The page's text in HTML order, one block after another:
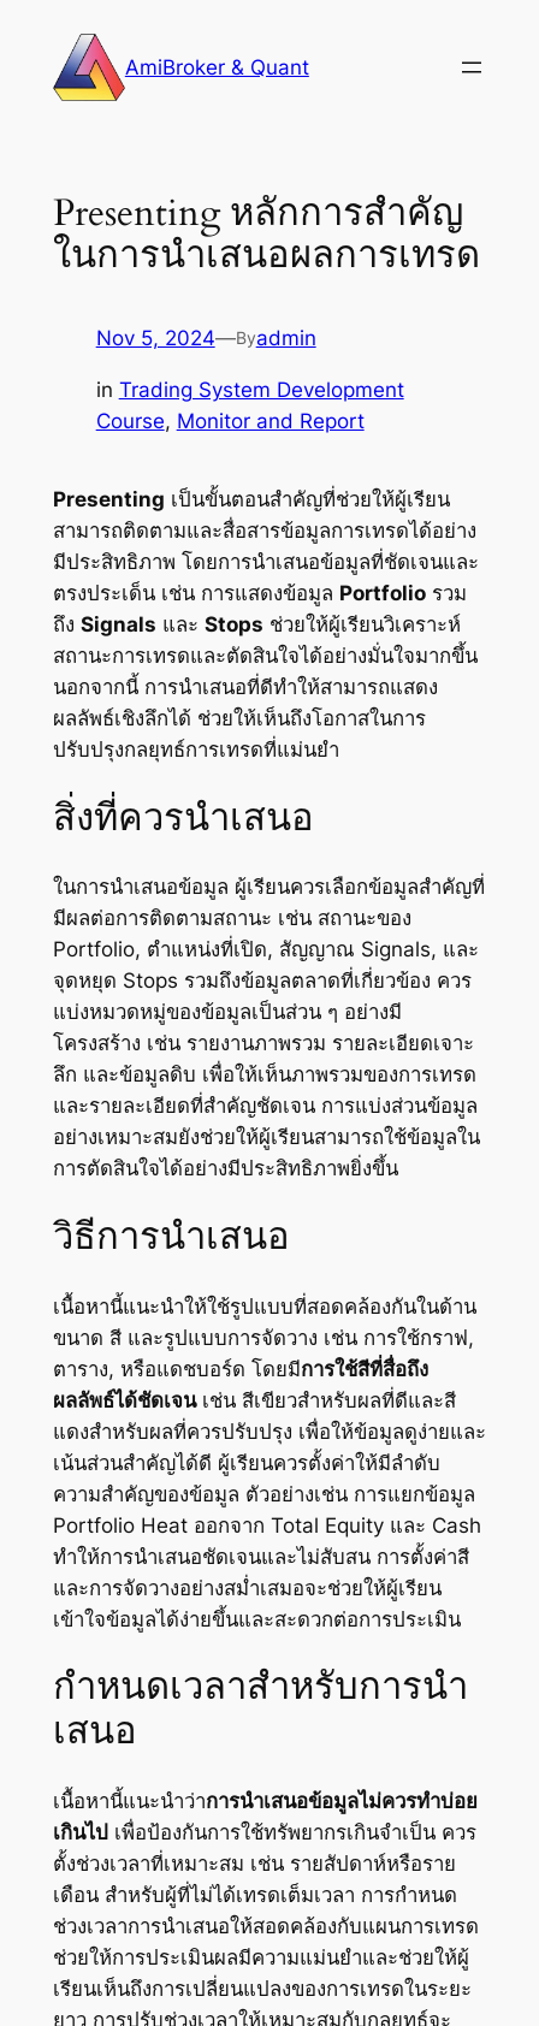
content
AmiBroker & Quant
Presenting หลักการสำคัญ
ในการนำเสนอผลการเทรด
Nov 5, 2024—Byadmin
in Trading System Development
Course, Monitor and Report
Presenting เป็นขั้นตอนสำคัญที่ช่วยให้ผู้เรียน
สามารถติดตามและสื่อสารข้อมูลการเทรดได้อย่าง
มีประสิทธิภาพ โดยการนำเสนอข้อมูลที่ชัดเจนและ
ตรงประเด็น เช่น การแสดงข้อมูล Portfolioรวม
ถึง Signals และ Stops ช่วยให้ผู้เรียนวิเคราะห์
สถานะการเทรดและตัดสินใจได้อย่างมั่นใจมากขึ้น
นอกจากนี้ การนำเสนอที่ดีทำให้สามารถแสดง
ผลลัพธ์เชิงลึกได้ ช่วยให้เห็นถึงโอกาสในการ
ปรับปรุงกลยุทธ์การเทรดที่แม่นยำ
สิ่งที่ควรนำเสนอ
ในการนำเสนอข้อมูล ผู้เรียนควรเลือกข้อมูลสำคัญที่
มีผลต่อการติดตามสถานะ เช่น สถานะของ
Portfolio, ตำแหน่งที่เปิด, สัญญาณ Signals, และ
จุดหยุด Stops รวมถึงข้อมูลตลาดที่เกี่ยวข้อง ควร
แบ่งหมวดหมู่ของข้อมูลเป็นส่วน ๆ อย่างมี
โครงสร้าง เช่น รายงานภาพรวม รายละเอียดเจาะ
ลึก และข้อมูลดิบ เพื่อให้เห็นภาพรวมของการเทรด
และรายละเอียดที่สำคัญชัดเจน การแบ่งส่วนข้อมูล
อย่างเหมาะสมยังช่วยให้ผู้เรียนสามารถใช้ข้อมูลใน
การตัดสินใจได้อย่างมีประสิทธิภาพยิ่งขึ้น
วิธีการนำเสนอ
เนื้อหานี้แนะนำให้ใช้รูปแบบที่สอดคล้องกันในด้าน
ขนาด สี และรูปแบบการจัดวาง เช่น การใช้กราฟ,
ตาราง, หรือแดชบอร์ด โดยมีการใช้สีที่สื่อถึง
ผลลัพธ์ได้ชัดเจนเช่น สีเขียวสำหรับผลที่ดีและสี
แดงสำหรับผลที่ควรปรับปรุง เพื่อให้ข้อมูลดูง่ายและ
เน้นส่วนสำคัญได้ดี ผู้เรียนควรตั้งค่าให้มีลำดับ
ความสำคัญของข้อมูล ตัวอย่างเช่น การแยกข้อมูล
Portfolio Heat ออกจาก Total Equity และ Cash
ทำให้การนำเสนอชัดเจนและไม่สับสน การตั้งค่าสี
และการจัดวางอย่างสม่ำเสมอจะช่วยให้ผู้เรียน
เข้าใจข้อมูลได้ง่ายขึ้นและสะดวกต่อการประเมิน
กำหนดเวลาสำหรับการนำ
เสนอ
เนื้อหานี้แนะนำว่าการนำเสนอข้อมูลไม่ควรทำบ่อย
เกินไป เพื่อป้องกันการใช้ทรัพยากรเกินจำเป็น ควร
ตั้งช่วงเวลาที่เหมาะสม เช่น รายสัปดาห์หรือราย
เดือน สำหรับผู้ที่ไม่ได้เทรดเต็มเวลา การกำหนด
ช่วงเวลาการนำเสนอให้สอดคล้องกับแผนการเทรด
ช่วยให้การประเมินผลมีความแม่นยำและช่วยให้ผู้
เรียนเห็นถึงการเปลี่ยนแปลงของการเทรดในระยะ
ยาว การปรับช่วงเวลาให้เหมาะสมกับกลยุทธ์จะ